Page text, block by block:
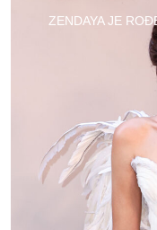
ZENDAYA JE